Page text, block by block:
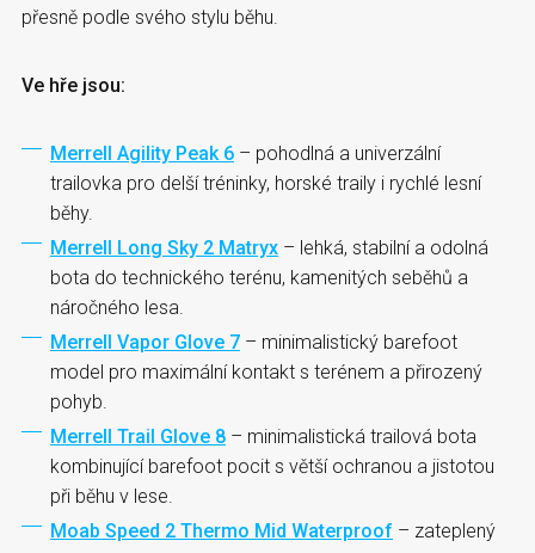
přesně podle svého stylu běhu.
Ve hře jsou:
Merrell Agility Peak 6 – pohodlná a univerzální
trailovka pro delší tréninky, horské traily i rychlé lesní
běhy.
Merrell Long Sky 2 Matryx – lehká, stabilní a odolná
bota do technického terénu, kamenitých seběhů a
náročného lesa.
Merrell Vapor Glove 7 – minimalistický barefoot
model pro maximální kontakt s terénem a přirozený
pohyb.
Merrell Trail Glove 8 – minimalistická trailová bota
kombinující barefoot pocit s větší ochranou a jistotou
při běhu v lese.
Moab Speed 2 Thermo Mid Waterproof – zateplený